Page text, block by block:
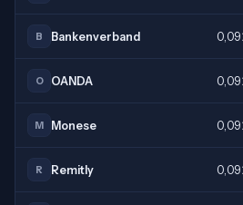
B Bankenverband
O OANDA
M Monese
R Remitly